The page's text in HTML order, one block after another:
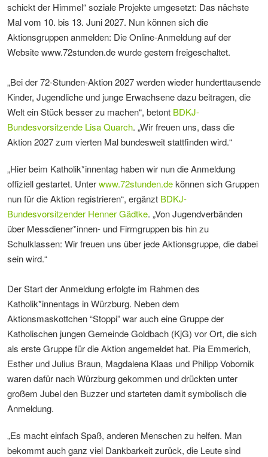
schickt der Himmel“ soziale Projekte umgesetzt: Das nächste
Mal vom 10. bis 13. Juni 2027. Nun können sich die
Aktionsgruppen anmelden: Die Online-Anmeldung auf der
Website www.72stunden.de wurde gestern freigeschaltet.
„Bei der 72-Stunden-Aktion 2027 werden wieder hunderttausende
Kinder, Jugendliche und junge Erwachsene dazu beitragen, die
Welt ein Stück besser zu machen“, betont BDKJ-
Bundesvorsitzende Lisa Quarch. „Wir freuen uns, dass die
Aktion 2027 zum vierten Mal bundesweit stattfinden wird.“
„Hier beim Katholik*innentag haben wir nun die Anmeldung
offiziell gestartet. Unterwww.72stunden.dekönnen sich Gruppen
nun für die Aktion registrieren“, ergänzt BDKJ-
Bundesvorsitzender Henner Gädtke. „Von Jugendverbänden
über Messdiener*innen- und Firmgruppen bis hin zu
Schulklassen: Wir freuen uns über jede Aktionsgruppe, die dabei
sein wird.“
Der Start der Anmeldung erfolgte im Rahmen des
Katholik*innentags in Würzburg. Neben dem
Aktionsmaskottchen “Stoppi” war auch eine Gruppe der
Katholischen jungen Gemeinde Goldbach (KjG) vor Ort, die sich
als erste Gruppe für die Aktion angemeldet hat. Pia Emmerich,
Esther und Julius Braun, Magdalena Klaas und Philipp Vobornik
waren dafür nach Würzburg gekommen und drückten unter
großem Jubel den Buzzer und starteten damit symbolisch die
Anmeldung.
„Es macht einfach Spaß, anderen Menschen zu helfen. Man
bekommt auch ganz viel Dankbarkeit zurück, die Leute sind